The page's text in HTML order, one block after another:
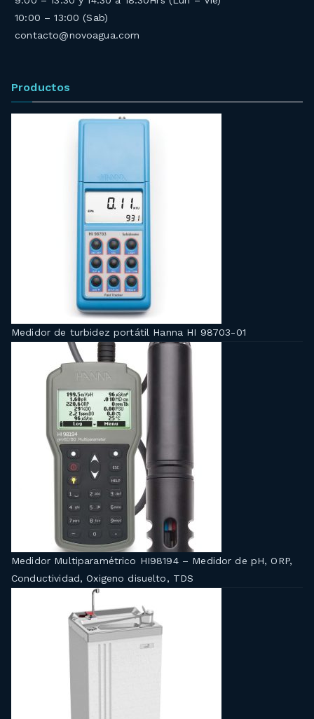
10:00 – 13:00 (Sab)
contacto@novoagua.com
Productos
Medidor de turbidez portátil Hanna HI 98703-01
Medidor Multiparamétrico HI98194 – Medidor de pH, ORP,
Conductividad, Oxigeno disuelto, TDS